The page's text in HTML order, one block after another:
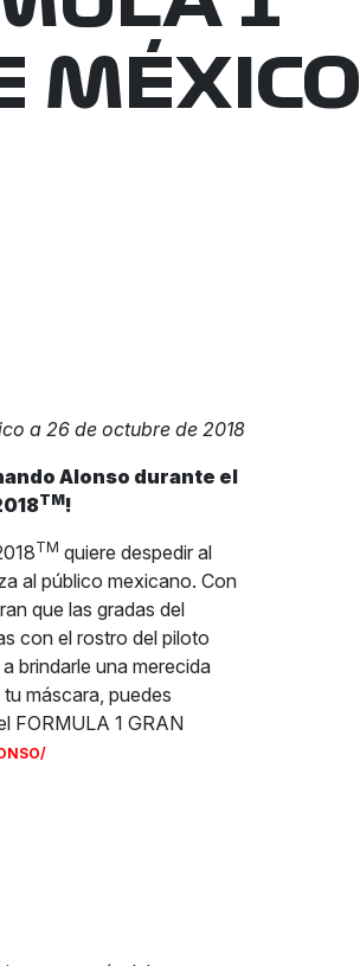
MÉXICO
a 26 de octubre de 2018
Alonso durante el
TM!
TM quiere despedir al
al público mexicano. Con
que las gradas del
con el rostro del piloto
brindarle una merecida
máscara, puedes
FORMULA 1 GRAN